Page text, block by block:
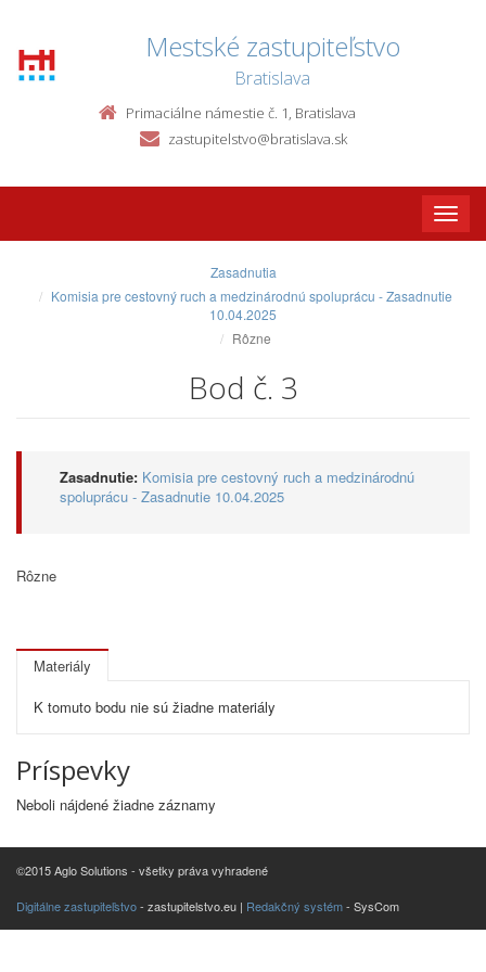
Mestské zastupiteľstvo
Bratislava
Primaciálne námestie č. 1, Bratislava
zastupitelstvo@bratislava.sk
Toggle
Zasadnutia
Komisia pre cestovný ruch a medzinárodnú spoluprácu - Zasadnutie
10.04.2025
Rôzne
Bod č. 3
Zasadnutie: Komisia pre cestovný ruch a medzinárodnú
spoluprácu - Zasadnutie 10.04.2025
Rôzne
Materiály
K tomuto bodu nie sú žiadne materiály
Príspevky
Neboli nájdené žiadne záznamy
©2015 Aglo Solutions - všetky práva vyhradené
Digitálne zastupiteľstvo- zastupitelstvo.eu | Redakčný systém- SysCom